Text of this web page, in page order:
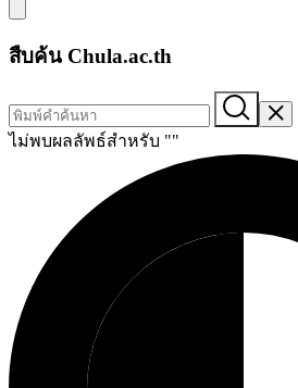
สืบค้น Chula.ac.th
ไม่พบผลลัพธ์สำหรับ ""